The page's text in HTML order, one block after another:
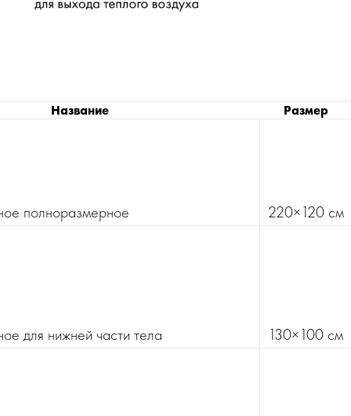
Название Размер
полноразмерное 220×120 см
для нижней части тела 130×100 см